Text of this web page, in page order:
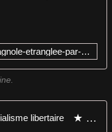
f
s
https://www.socialisme-libertaire.fr/2022/02/la-revolution-espagnole-etranglee-par-staline.html
★ Mai 1937 : contre-révolution stalinienne à Barcelone - Socialisme libertaire